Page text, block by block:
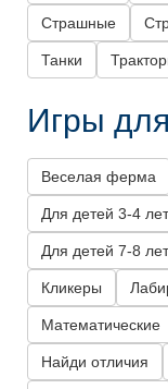
Страшные
Танки
Игры
Веселая ферма
Для детей 3-4 лет
Для детей 7-8 лет
Кликеры
Математические
Найди отличия